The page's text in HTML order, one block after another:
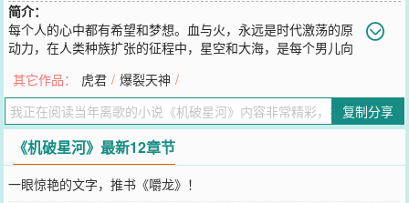
简介：
每个人的心中都有希望和梦想。血与火，永远是时代激荡的原
动力，在人类种族扩张的征程中，星空和大海，是每个男儿向
太空的机会，燃烧起那属于他独有的光芒，在这寂静，诡秘的宇宙
中，在人类大星河时代，谱写出星空中最为华丽璀璨的篇章！！进军
吧——大宇宙！（致敬我心目中的星辰大海，致敬走在星际科幻路上
的诸位前辈，致敬可爱的读者们，无论何时心中梦想不灭，请让我为
你们闯开这浩瀚宇宙的新故事！）
您要是觉得《 机破星河
》还不错的话请不要忘记向您QQ群和微博微信
里的朋友推荐哦！
其它作品： 虎君 / 爆裂天神 /
复制分享
《机破星河》最新12章节
一眼惊艳的文字，推书《嚼龙》！